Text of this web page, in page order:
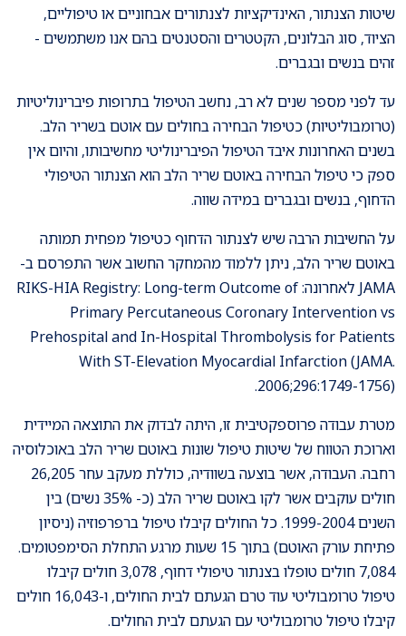
שיטות הצנתור, האינדיקציות לצנתורים אבחוניים או טיפוליים,
הציוד, סוג הבלונים, הקטטרים והסטנטים בהם אנו משתמשים -
זהים בנשים ובגברים.
עד לפני מספר שנים לא רב, נחשב הטיפול בתרופות פיברינוליטיות
(טרומבוליטיות) כטיפול הבחירה בחולים עם אוטם בשריר הלב.
בשנים האחרונות איבד הטיפול הפיברינוליטי מחשיבותו, והיום אין
ספק כי טיפול הבחירה באוטם שריר הלב הוא הצנתור הטיפולי
הדחוף, בנשים ובגברים במידה שווה.
על החשיבות הרבה שיש לצנתור הדחוף כטיפול מפחית תמותה
באוטם שריר הלב, ניתן ללמוד מהמחקר החשוב אשר התפרסם ב-
JAMA לאחרונה: RIKS-HIA Registry: Long-term Outcome of
Primary Percutaneous Coronary Intervention vs
Prehospital and In-Hospital Thrombolysis for Patients
With ST-Elevation Myocardial Infarction (JAMA.
2006;296:1749-1756).
מטרת עבודה פרוספקטיבית זו, היתה לבדוק את התוצאה המיידית
וארוכת הטווח של שיטות טיפול שונות באוטם שריר הלב באוכלוסיה
רחבה. העבודה, אשר בוצעה בשוודיה, כוללת מעקב עחר 26,205
חולים עוקבים אשר לקו באוטם שריר הלב (כ- 35% נשים) בין
השנים 1999-2004. כל החולים קיבלו טיפול ברפרפוזיה (ניסיון
פתיחת עורק האוטם) בתוך 15 שעות מרגע התחלת הסימפטומים.
7,084 חולים טופלו בצנתור טיפולי דחוף, 3,078 חולים קיבלו
טיפול טרומבוליטי עוד טרם הגעתם לבית החולים, ו-16,043 חולים
קיבלו טיפול טרומבוליטי עם הגעתם לבית החולים.